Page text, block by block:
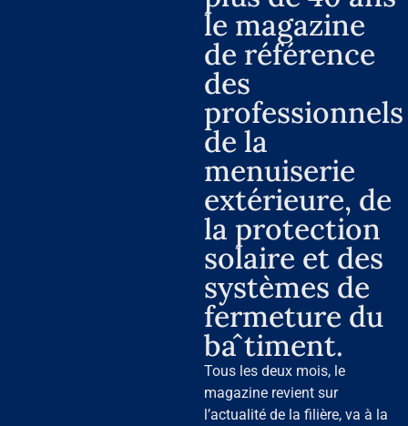
le magazine
de référence
des
professionnels
de la
menuiserie
extérieure, de
la protection
solaire et des
systèmes de
fermeture du
bâtiment.
Tous les deux mois, le
magazine revient sur
l’actualité de la filière, va à la